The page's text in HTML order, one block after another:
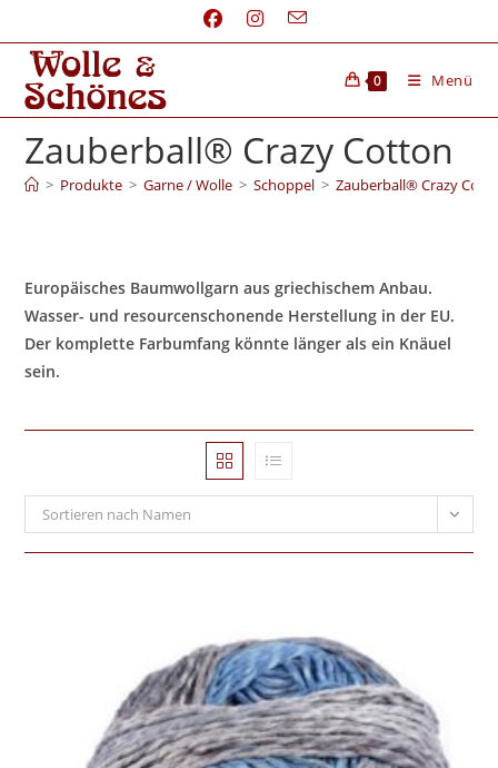
0 Menü
Zauberball® Crazy Cotton
> Produkte > Garne / Wolle > Schoppel > Zauberball® Crazy
Europäisches Baumwollgarn aus griechischem Anbau.
Wasser- und resourcenschonende Herstellung in der EU.
Der komplette Farbumfang könnte länger als ein Knäuel
sein.
Sortieren nach Namen